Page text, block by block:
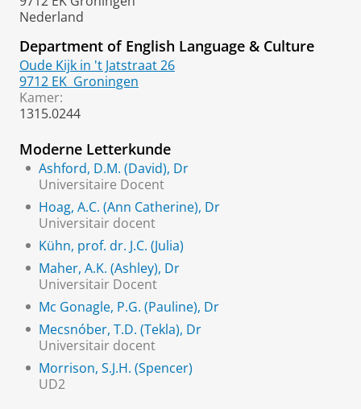
Nederland
Department of English Language & Culture
Oude Kijk in 't Jatstraat 26
9712 EK Groningen
Kamer:
1315.0244
Moderne Letterkunde
Ashford, D.M. (David), Dr
Universitaire Docent
Hoag, A.C. (Ann Catherine), Dr
Universitair docent
Kühn, prof. dr. J.C. (Julia)
Maher, A.K. (Ashley), Dr
Universitair Docent
Mc Gonagle, P.G. (Pauline), Dr
Mecsnóber, T.D. (Tekla), Dr
Universitair docent
Morrison, S.J.H. (Spencer)
UD2